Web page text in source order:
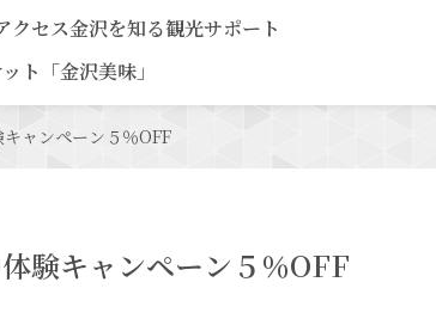
クセス金沢を知る観光サポート
ト「金沢美味」
ャンペーン５％OFF
験キャンペーン５％OFF